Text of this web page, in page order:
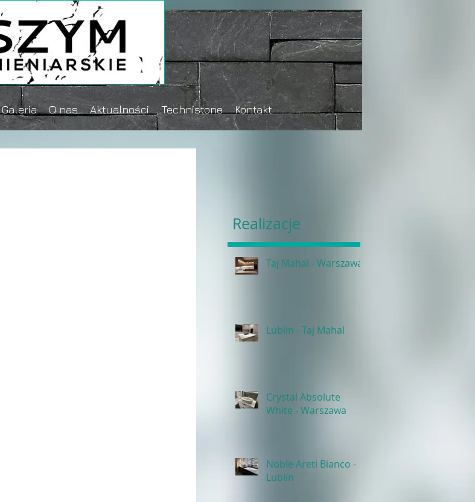
Galeria O nas Aktualności Technistone Kontakt
Realizacje
Taj Mahal - Warszawa
Lublin - Taj Mahal
Crystal Absolute
White - Warszawa
Noble Areti Bianco -
Lublin